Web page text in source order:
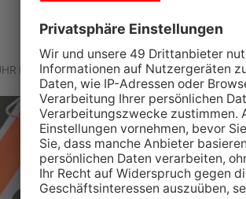
IN KREIS OFFENBACH